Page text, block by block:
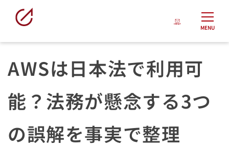
MENU
AWSは日本法で利用可
能？法務が懸念する3つ
の誤解を事実で整理